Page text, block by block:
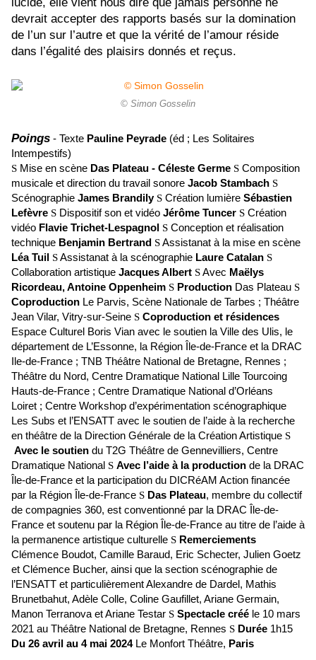
devrait accepter des rapports basés sur la domination
de l’un sur l’autre et que la vérité de l’amour réside
dans l’égalité des plaisirs donnés et reçus.
© Simon Gosselin
Poings - Texte Pauline Peyrade (éd ; Les Solitaires
Intempestifs)
S Mise en scène Das Plateau - Céleste Germe S Composition
musicale et direction du travail sonore Jacob Stambach S
Scénographie James Brandily S Création lumière Sébastien
Lefèvre S Dispositif son et vidéo Jérôme Tuncer S Création
vidéo Flavie Trichet-Lespagnol S Conception et réalisation
technique Benjamin Bertrand SAssistanat à la mise en scène
Léa Tuil SAssistanat à la scénographie Laure Catalan S
Collaboration artistique Jacques Albert SAvec Maëlys
Ricordeau, Antoine Oppenheim S Production Das Plateau S
Coproduction Le Parvis, Scène Nationale de Tarbes ; Théâtre
Jean Vilar, Vitry-sur-Seine S Coproduction et résidences
Espace Culturel Boris Vian avec le soutien la Ville des Ulis, le
département de L’Essonne, la Région Île-de-France et la DRAC
Ile-de-France ; TNB Théâtre National de Bretagne, Rennes ;
Théâtre du Nord, Centre Dramatique National Lille Tourcoing
Hauts-de-France ; Centre Dramatique National d’Orléans
Loiret ; Centre Workshop d’expérimentation scénographique
Les Subs et l’ENSATT avec le soutien de l’aide à la recherche
en théâtre de la Direction Générale de la Création Artistique S
Avec le soutien du T2G Théâtre de Gennevilliers, Centre
Dramatique National S Avec l’aide à la production de la DRAC
Île-de-France et la participation du DICRéAM Action financée
par la Région Île-de-France S Das Plateau, membre du collectif
de compagnies 360, est conventionné par la DRAC Île-de-
France et soutenu par la Région Île-de-France au titre de l’aide à
la permanence artistique culturelle S Remerciements
Clémence Boudot, Camille Baraud, Eric Schecter, Julien Goetz
et Clémence Bucher, ainsi que la section scénographie de
l’ENSATT et particulièrement Alexandre de Dardel, Mathis
Brunetbahut, Adèle Colle, Coline Gaufillet, Ariane Germain,
Manon Terranova et Ariane Testar S Spectacle créé le 10 mars
2021 au Théâtre National de Bretagne, Rennes S Durée 1h15
Du 26 avril au 4 mai 2024 Le Monfort Théâtre, Paris